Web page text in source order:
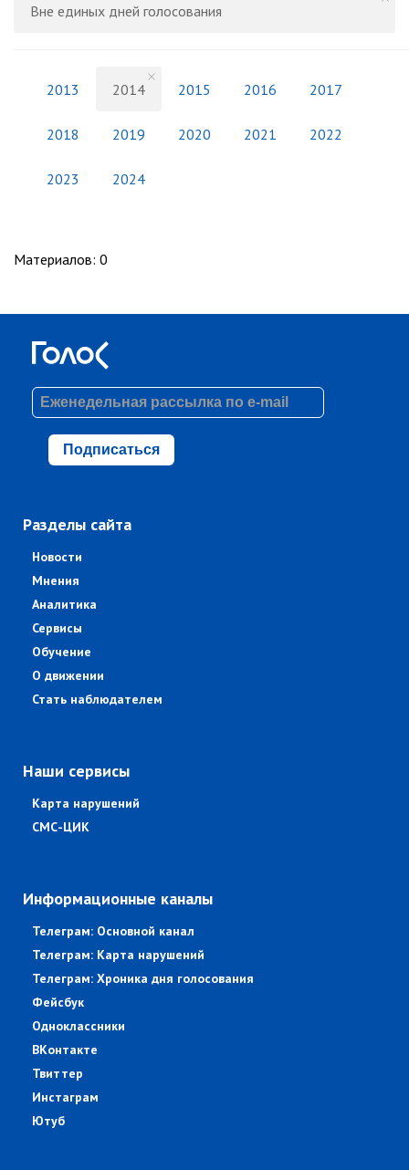
Вне единых дней голосования
2013 2014 2015 2016 2017
2018 2019 2020 2021 2022
2023 2024
Материалов: 0
Подписаться
Разделы сайта
Новости
Мнения
Аналитика
Сервисы
Обучение
О движении
Стать наблюдателем
Наши сервисы
Карта нарушений
СМС-ЦИК
Информационные каналы
Телеграм: Основной канал
Телеграм: Карта нарушений
Телеграм: Хроника дня голосования
Фейсбук
Одноклассники
ВКонтакте
Твиттер
Инстаграм
Ютуб